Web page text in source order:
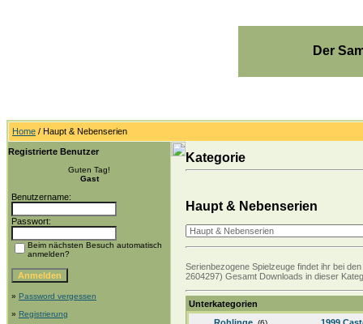
Der
Home / Haupt & Nebenserien
Registrierte Benutzer
Guten Tag!
Gast
Benutzername:
Passwort:
Beim nächsten Besuch automatisch
anmelden?
» Password vergessen
» Registrierung
Kategorie
Haupt & Nebenserien
Serienbezogene Spielzeuge findet ihr bei
2604297) Gesamt Downloads in dieser
Unterkategorien